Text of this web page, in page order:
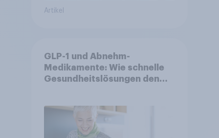
Artikel
GLP-1 und Abnehm-
Medikamente: Wie schnelle
Gesundheitslösungen den